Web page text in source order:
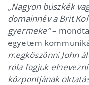
„Nagyon büszkék
domainnév a Brit
gyermeke”–
egyetem
megköszönni John
róla fogjuk
központjának